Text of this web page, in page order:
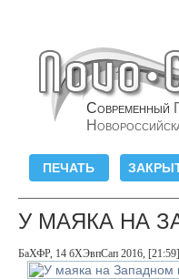
Современный
У МАЯКА НА
БаХФР, 14 бХЭвпСап 2016,